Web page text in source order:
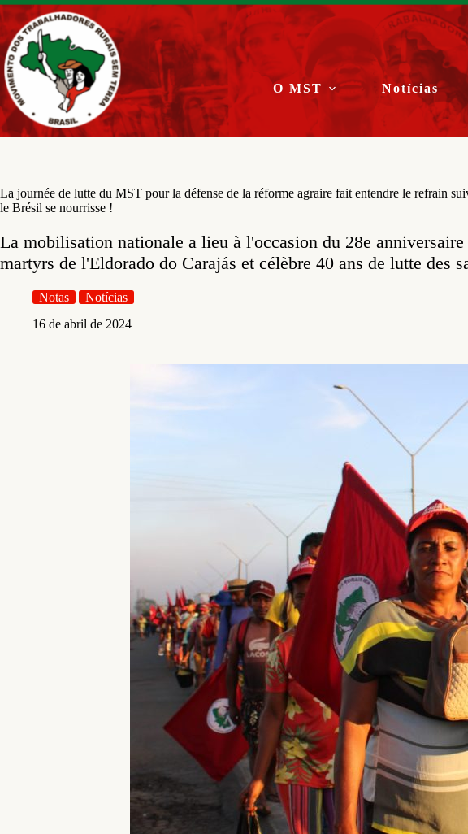
Pular
para
o
conteúdo
O MST Notícias
La journée de lutte du MST pour la défense de la réforme agraire fait entendre le refrain
le Brésil se nourrisse !
La mobilisation nationale a lieu à l'occasion du 28e anniversaire
martyrs de l'Eldorado do Carajás et célèbre 40 ans de lutte des
Notas
Notícias
16 de abril de 2024